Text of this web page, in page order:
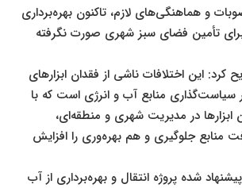
و هماهنگی‌های لازم، تاکنون بهره‌برداری
برای تأمین فضای سبز شهری صورت نگرفته
این اختلافات ناشی از فقدان ابزارهای
سیاست‌گذاری منابع آب و انرژی است که با
ابزارها در مدیریت شهری و منطقه‌ای،
منابع جلوگیری و هم بهره‌وری را افزایش
شده پروژه انتقال و بهره‌برداری از آب